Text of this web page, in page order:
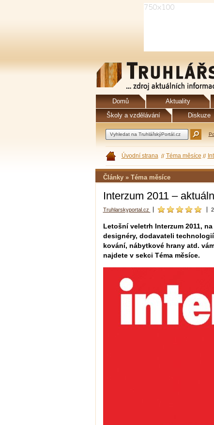
Domů Aktuality
Školy a vzdělávání
Diskuze
Úvodní strana Téma měsíce
Články » Téma měsíce
Interzum 2011 –
Truhlarskyportal.cz
Letošní veletrh Interzum 2011,
designéry, dodavateli
kování, nábytkové hrany atd.
najdete v sekci Téma měsíce.